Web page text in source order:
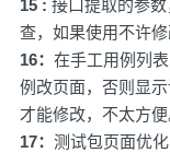
15 : 接口提取的参
查，如果使用不许
16： 在手工用例列
例改页面，否则显
才能修改，不太方便
17： 测试包页面优